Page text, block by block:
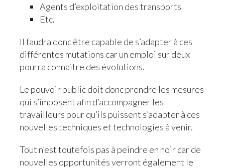
Agents d’exploitation des transports
Etc.
Il faudra donc être capable de s’adapter à ces
différentes mutations car un emploi sur deux
pourra connaitre des évolutions.
Le pouvoir public doit donc prendre les mesures
qui s’imposent afin d’accompagner les
travailleurs pour qu’ils puissent s’adapter à ces
nouvelles techniques et technologies à venir.
Tout n’est toutefois pas à peindre en noir car de
nouvelles opportunités verront également le